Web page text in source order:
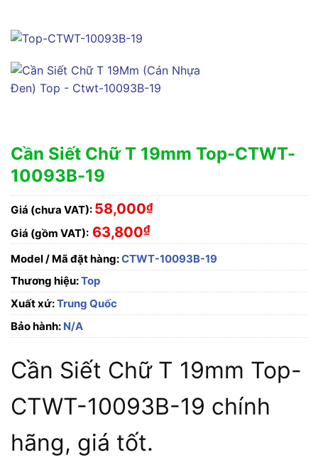
Cần Siết Chữ T 19mm Top-CTWT-
10093B-19
Giá (chưa VAT): 58,000₫
Giá (gồm VAT): 63,800₫
Model / Mã đặt hàng:CTWT-10093B-19
Thương hiệu:Top
Xuất xứ:Trung Quốc
Bảo hành: N/A
Cần Siết Chữ T 19mm Top-
CTWT-10093B-19 chính
hãng, giá tốt.